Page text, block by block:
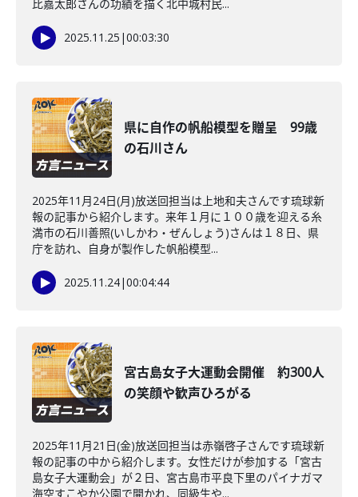
比嘉太郎さんの功績を描く北中城村民...
2025.11.25 |00:03:30
県に自作の帆船模型を贈呈 99歳
の石川さん
2025年11月24日(月)放送回担当は上地和夫さんです琉球新
報の記事から紹介します。来年１月に１００歳を迎える糸
満市の石川善照(いしかわ・ぜんしょう)さんは１８日、県
庁を訪れ、自身が製作した帆船模型...
2025.11.24|00:04:44
宮古島女子大運動会開催 約300人
の笑顔や歓声ひろがる
2025年11月21日(金)放送回担当は赤嶺啓子さんです琉球新
報の記事の中から紹介します。女性だけが参加する「宮古
島女子大運動会」が２日、宮古島市平良下里のパイナガマ
海空すこやか公園で開かれ、同級生や...